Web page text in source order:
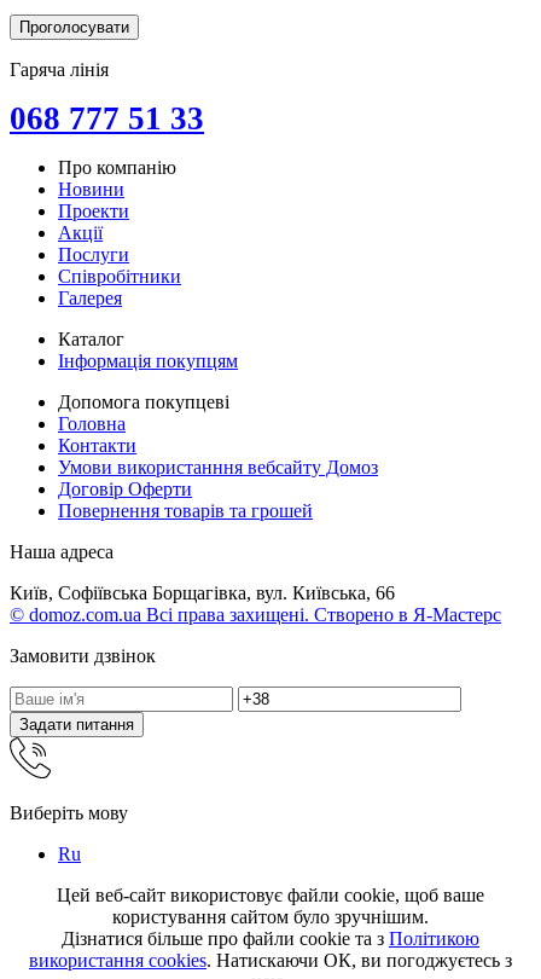
Гаряча лінія
068 777 51 33
Про компанію
Новини
Проекти
Акції
Послуги
Співробітники
Галерея
Каталог
Інформація покупцям
Допомога покупцеві
Головна
Контакти
Умови використанння вебсайту Домоз
Договір Оферти
Повернення товарів та грошей
Наша адреса
Київ, Софіївська Борщагівка, вул. Київська, 66
© domoz.com.ua Всі права захищені. Створено в Я-Мастерс
Замовити дзвінок
Задати питання
Виберіть мову
Ru
Цей веб-сайт використовує файли cookie, щоб ваше
користування сайтом було зручнішим.
Дізнатися більше про файли cookie та з Політикою
використання cookies. Натискаючи ОК, ви погоджуєтесь з